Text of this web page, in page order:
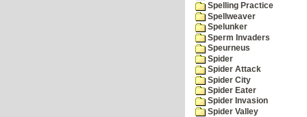
Spelling Practice
Spellweaver
Spelunker
Sperm Invaders
Speurneus
Spider
Spider Attack
Spider City
Spider Eater
Spider Invasion
Spider Valley